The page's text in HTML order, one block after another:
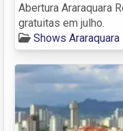
Abertura Araraquara
gratuitas em julho.
Shows Araraquara